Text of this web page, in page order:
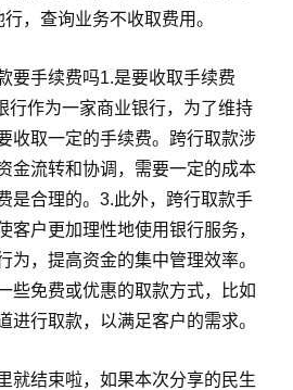
，查询业务不收取费用。
要手续费吗1.是要收取手续费
行作为一家商业银行，为了维持
收取一定的手续费。跨行取款涉
金流转和协调，需要一定的成本
是合理的。3.此外，跨行取款手
客户更加理性地使用银行服务，
为，提高资金的集中管理效率。
些免费或优惠的取款方式，比如
进行取款，以满足客户的需求。
就结束啦，如果本次分享的民生